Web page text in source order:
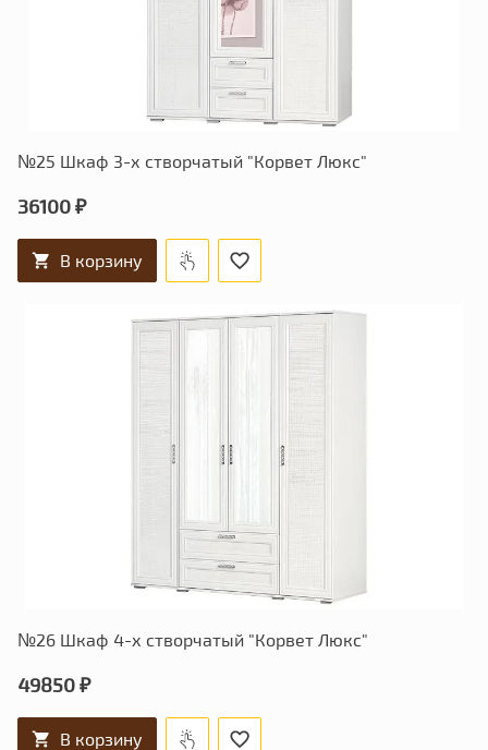
№25 Шкаф 3-х створчатый "Корвет Люкс"
36100 ₽
В корзину
№26 Шкаф 4-х створчатый "Корвет Люкс"
49850 ₽
В корзину